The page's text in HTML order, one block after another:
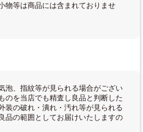
物等は商品には含まれておりませ
泡、指紋等が見られる場合がござい
のを当店でも精査し良品と判断した
装の破れ・潰れ・汚れ等が見られる
品の範囲としてお届けいたしますの